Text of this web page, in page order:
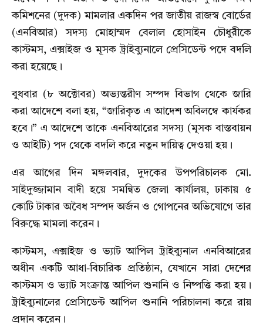
কমিশনের (দুদক) মামলার একদিন পর জাতীয় রাজস্ব বোর্ডের
(এনবিআর) সদস্য মোহাম্মদ বেলাল হোসাইন চৌধুরীকে
কাস্টমস, এক্সাইজ ও মূসক ট্রাইব্যুনালে প্রেসিডেন্ট পদে বদলি
করা হয়েছে।
বুধবার (৮ অক্টোবর) অভ্যন্তরীণ সম্পদ বিভাগ থেকে জারি
করা আদেশে বলা হয়, “জারিকৃত এ আদেশ অবিলম্বে কার্যকর
হবে।” এ আদেশে তাকে এনবিআরের সদস্য (মূসক বাস্তবায়ন
ও আইটি) পদ থেকে বদলি করে নতুন দায়িত্ব দেওয়া হয়।
এর আগের দিন মঙ্গলবার, দুদকের উপপরিচালক মো.
সাইদুজ্জামান বাদী হয়ে সমন্বিত জেলা কার্যালয়, ঢাকায় ৫
কোটি টাকার অবৈধ সম্পদ অর্জন ও গোপনের অভিযোগে তার
বিরুদ্ধে মামলা করেন।
কাস্টমস, এক্সাইজ ও ভ্যাট আপিল ট্রাইব্যুনাল এনবিআরের
অধীন একটি আধা-বিচারিক প্রতিষ্ঠান, যেখানে সারা দেশের
কাস্টমস ও ভ্যাট সংক্রান্ত আপিল শুনানি ও নিষ্পত্তি করা হয়।
ট্রাইব্যুনালের প্রেসিডেন্ট আপিল শুনানি পরিচালনা করে রায়
প্রদান করেন।